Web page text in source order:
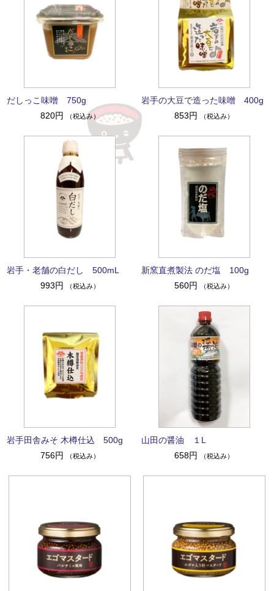
だしっこ味噌 750g
820円
（税込み）
岩手の大豆で造った味噌 400g
853円
（税込み）
岩手・老舗の白だし 500mL
993円
（税込み）
新窯直煮製法 のだ塩 100g
560円
（税込み）
岩手田舎みそ 木樽仕込 500g
756円
（税込み）
山田の醤油 １L
658円
（税込み）